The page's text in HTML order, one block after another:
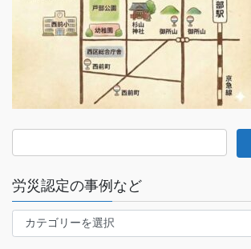
労災認定の事例など
災